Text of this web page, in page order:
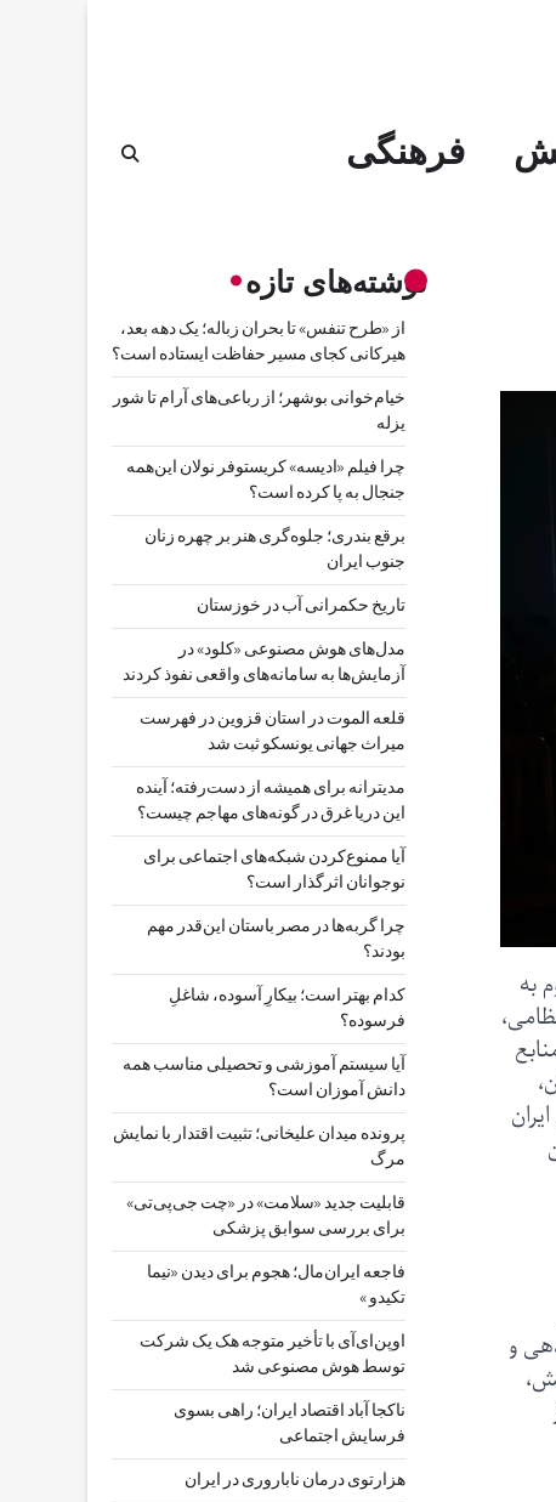
فرهنگی
به
و
نوشته‌های تازه
از «طرح تنفس» تا بحران زباله؛ یک دهه بعد،
هیرکانی کجای مسیر حفاظت ایستاده است؟
خیام‌خوانی بوشهر؛ از رباعی‌های آرام تا شور
یزله
چرا فیلم «ادیسه» کریستوفر نولان این‌همه
جنجال به پا کرده است؟
برقع بندری؛ جلوه‌گری هنر بر چهره زنان
جنوب ایران
تاریخ حکمرانی آب در خوزستان
مدل‌های هوش مصنوعی «کلود» در
آزمایش‌ها به سامانه‌های واقعی نفوذ کردند
قلعه الموت در استان قزوین در فهرست
میراث جهانی یونسکو ثبت شد
مدیترانه برای همیشه از دست‌رفته؛ آینده
این دریا غرق در گونه‌های مهاجم چیست؟
آیا ممنوع‌کردن شبکه‌های اجتماعی برای
نوجوانان اثرگذار است؟
چرا گربه‌ها در مصر باستان این‌قدر مهم
بودند؟
کدام بهتر است؛ بیکارِ آسوده، شاغلِ
فرسوده؟
آیا سیستم آموزشی و تحصیلی مناسب همه
دانش آموزان است؟
پرونده میدان علیخانی؛ تثبیت اقتدار با نمایش
مرگ
قابلیت جدید «سلامت» در «چت ‌جی‌پی‌تی»
برای بررسی سوابق پزشکی
فاجعه ایران‌مال؛ هجوم برای دیدن «نیما
تکیدو »
اوپن‌ای‌آی با تأخیر متوجه هک یک شرکت
توسط هوش مصنوعی شد
ناکجا آباد اقتصاد ایران؛ راهی بسوی
فرسایش اجتماعی
هزارتوی درمان ناباروری در ایران